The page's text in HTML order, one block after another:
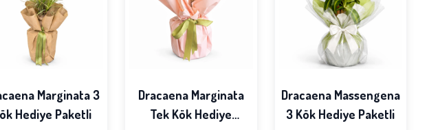
Marginata 3
Hediye Paketli
Dracaena Marginata
Tek Kök Hediye
Dracaena Massengena
3 Kök Hediye Paketli